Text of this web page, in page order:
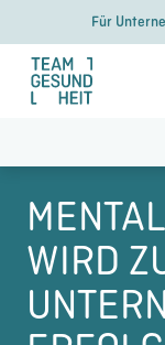
Inhalt
springen
Für
WIRD